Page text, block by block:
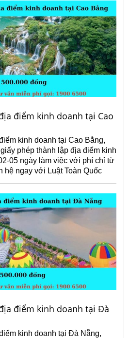
điểm kinh doanh tại Cao
kinh doanh tại Cao Bằng,
phép thành lập địa điểm kinh
05 ngày làm việc với phí chỉ từ
hệ ngay với Luật Toàn Quốc
điểm kinh doanh tại Đà
kinh doanh tại Đà Nẵng,